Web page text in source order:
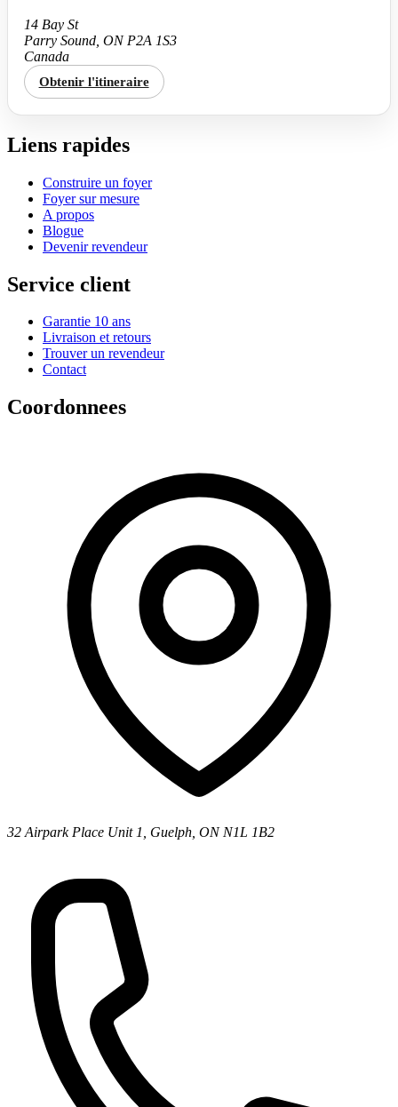
14 Bay St
Parry Sound, ON P2A 1S3
Canada
Obtenir l'itineraire
Liens rapides
Construire un foyer
Foyer sur mesure
A propos
Blogue
Devenir revendeur
Service client
Garantie 10 ans
Livraison et retours
Trouver un revendeur
Contact
Coordonnees
32 Airpark Place Unit 1, Guelph, ON N1L 1B2